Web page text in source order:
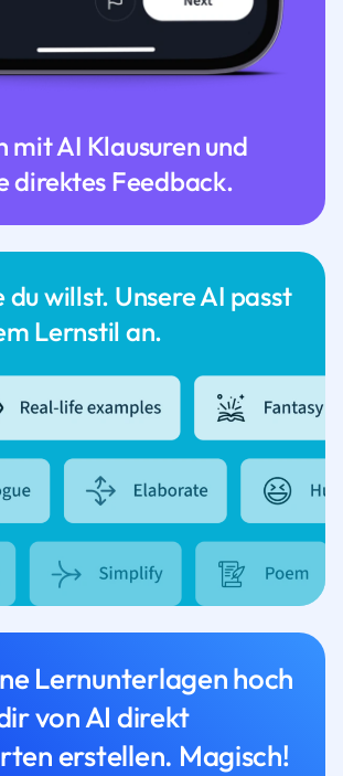
du willst. Unsere AI passt
Lernstil an.
mit AI Klausuren und
direktes Feedback.
Lernunterlagen hoch
von AI direkt
erstellen. Magisch!